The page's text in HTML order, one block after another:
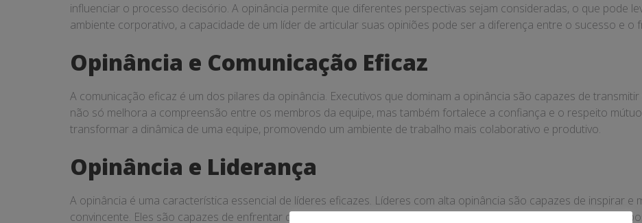
influenciar o processo decisório. A opinância permite que diferentes perspectivas sejam consideradas, o que pode
ambiente corporativo, a capacidade de um líder de articular suas opiniões pode ser a diferença entre o sucesso e o
Opinância e Comunicação Eficaz
A comunicação eficaz é um dos pilares da opinância. Executivos que dominam a opinância são capazes de
não só melhora a compreensão entre os membros da equipe, mas também fortalece a confiança e o respeito
transformar a dinâmica de uma equipe, promovendo um ambiente de trabalho mais colaborativo e produtivo.
Opinância e Liderança
A opinância é uma característica essencial de líderes eficazes. Líderes com alta opinância são capazes de inspirar e
convincente. Eles são capazes de enfrentar desafios e tomar decisões difíceis com confiança, o que fortalece sua